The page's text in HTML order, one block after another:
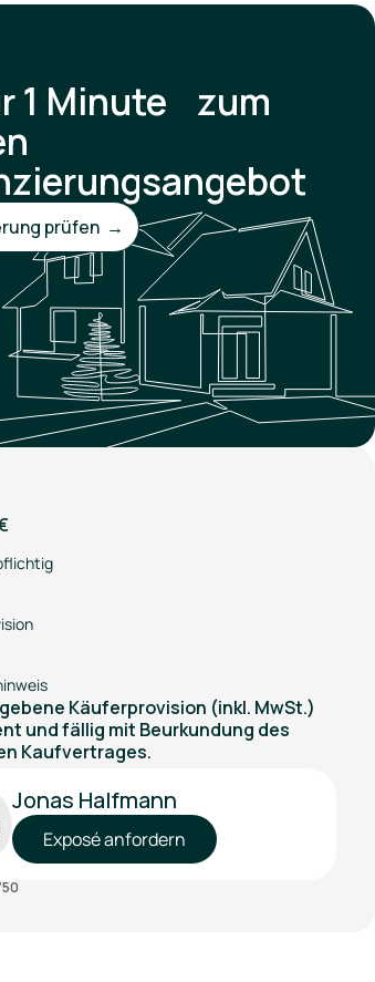
1 Minute zum
prüfen →
Käuferprovision (inkl. MwSt.)
und fällig mit Beurkundung des
Kaufvertrages.
Jonas Halfmann
Exposé anfordern